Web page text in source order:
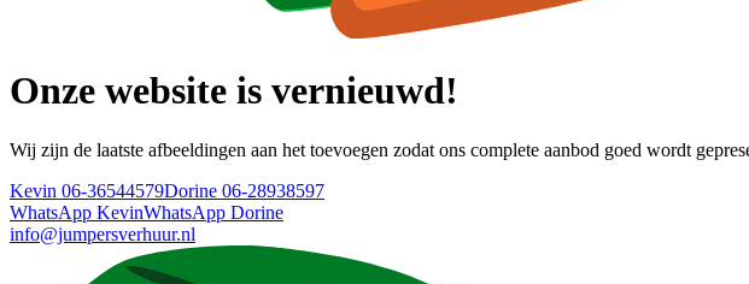
Onze website is vernieuwd!
Wij zijn de laatste afbeeldingen aan het toevoegen zodat ons complete aanbod goed wordt
Kevin 06-36544579Dorine 06-28938597
WhatsApp KevinWhatsApp Dorine
info@jumpersverhuur.nl